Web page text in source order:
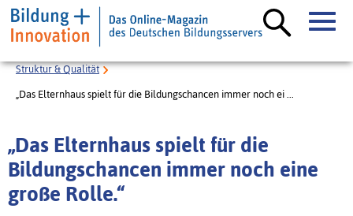
Struktur & Qualität
„Das Elternhaus spielt für die Bildungschancen immer noch ei ...
„Das Elternhaus spielt für die
Bildungschancen immer noch eine
große Rolle.“